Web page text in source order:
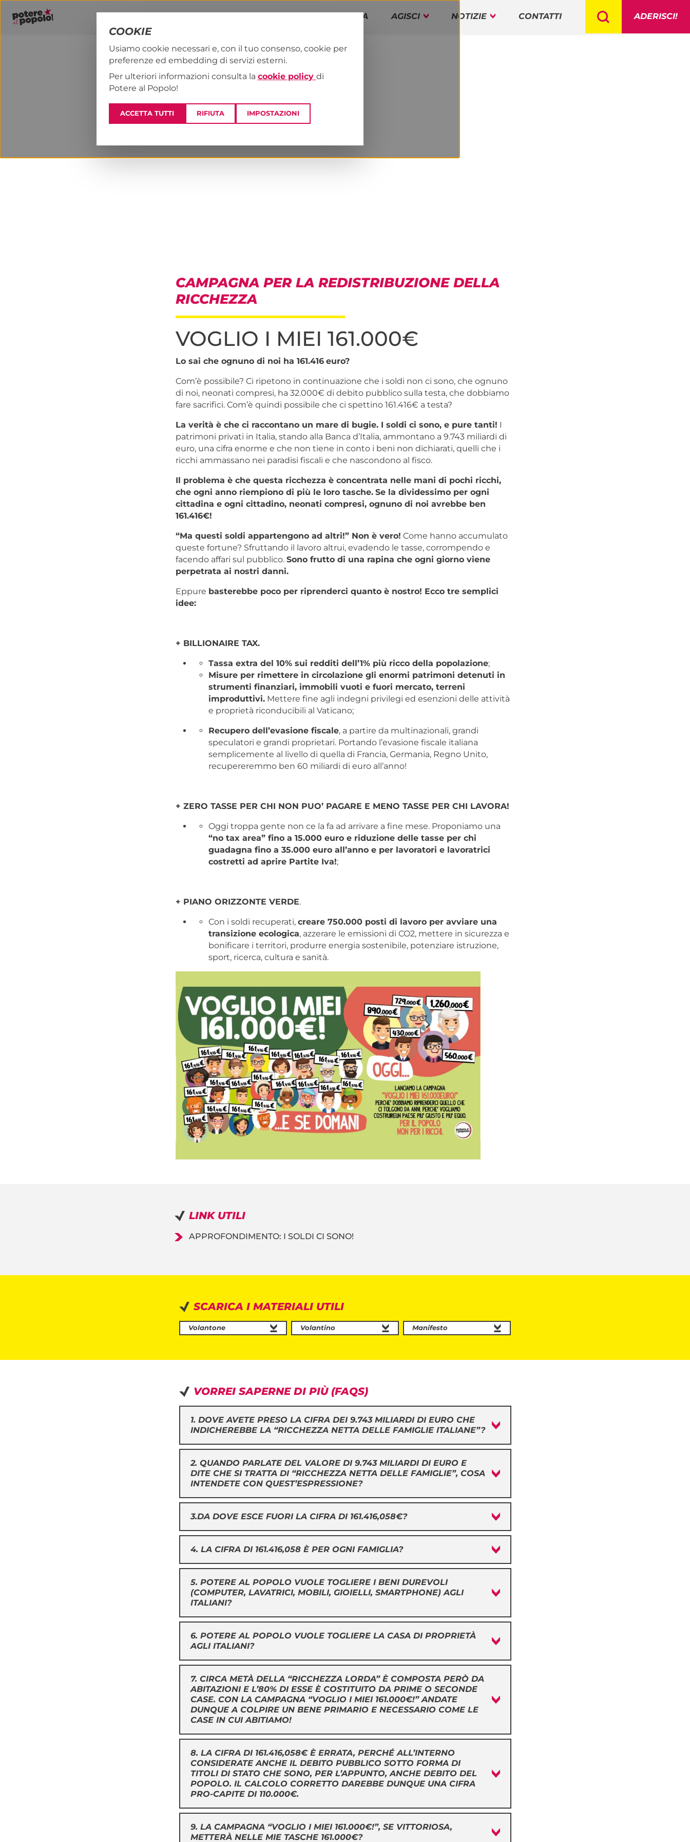
PROGRAMMA AGISCI NOTIZIE CONTATTI ADERISCI!
PAP! COSA FACCIAMO
CAMPAGNA PER LA REDISTRIBUZIONE DELLA
RICCHEZZA
VOGLIO I MIEI 161.000€
Lo sai che ognuno di noi ha 161.416 euro?
Com’è possibile? Ci ripetono in continuazione che i soldi non ci sono, che ognuno
di noi, neonati compresi, ha 32.000€ di debito pubblico sulla testa, che dobbiamo
fare sacrifici. Com’è quindi possibile che ci spettino 161.416€ a testa?
La verità è che ci raccontano un mare di bugie. I soldi ci sono, e pure tanti! I
patrimoni privati in Italia, stando alla Banca d’Italia, ammontano a 9.743 miliardi di
euro, una cifra enorme e che non tiene in conto i beni non dichiarati, quelli che i
ricchi ammassano nei paradisi fiscali e che nascondono al fisco.
Il problema è che questa ricchezza è concentrata nelle mani di pochi ricchi,
che ogni anno riempiono di più le loro tasche. Se la dividessimo per ogni
cittadina e ogni cittadino, neonati compresi, ognuno di noi avrebbe ben
161.416€!
“Ma questi soldi appartengono ad altri!” Non è vero! Come hanno accumulato
queste fortune? Sfruttando il lavoro altrui, evadendo le tasse, corrompendo e
facendo affari sul pubblico. Sono frutto di una rapina che ogni giorno viene
perpetrata ai nostri danni.
Eppure basterebbe poco per riprenderci quanto è nostro! Ecco tre semplici
idee:
+ BILLIONAIRE TAX.
Tassa extra del 10% sui redditi dell’1% più ricco della popolazione;
Misure per rimettere in circolazione gli enormi patrimoni detenuti in
strumenti finanziari, immobili vuoti e fuori mercato, terreni
improduttivi.Mettere fine agli indegni privilegi ed esenzioni delle attività
e proprietà riconducibili al Vaticano;
Recupero dell’evasione fiscale, a partire da multinazionali, grandi
speculatori e grandi proprietari. Portando l’evasione fiscale italiana
semplicemente al livello di quella di Francia, Germania, Regno Unito,
recupereremmo ben 60 miliardi di euro all’anno!
+ ZERO TASSE PER CHI NON PUO’ PAGARE E MENO TASSE PER CHI LAVORA!
Oggi troppa gente non ce la fa ad arrivare a fine mese. Proponiamo una
“no tax area” fino a 15.000 euro e riduzione delle tasse per chi
guadagna fino a 35.000 euro all’anno e per lavoratori e lavoratrici
costretti ad aprire Partite Iva!;
+ PIANO ORIZZONTE VERDE.
Con i soldi recuperati, creare 750.000 posti di lavoro per avviare una
transizione ecologica, azzerare le emissioni di CO2, mettere in sicurezza e
bonificare i territori, produrre energia sostenibile, potenziare istruzione,
sport, ricerca, cultura e sanità.
LINK UTILI
APPROFONDIMENTO: I SOLDI CI SONO!
SCARICA I MATERIALI UTILI
Volantone Volantino Manifesto
VORREI SAPERNE DI PIÙ (FAQS)
1. DOVE AVETE PRESO LA CIFRA DEI 9.743 MILIARDI DI EURO CHE
INDICHEREBBE LA “RICCHEZZA NETTA DELLE FAMIGLIE ITALIANE”?
2. QUANDO PARLATE DEL VALORE DI 9.743 MILIARDI DI EURO E
DITE CHE SI TRATTA DI “RICCHEZZA NETTA DELLE FAMIGLIE”, COSA
INTENDETE CON QUEST’ESPRESSIONE?
3.DA DOVE ESCE FUORI LA CIFRA DI 161.416,058€?
4. LA CIFRA DI 161.416,058 È PER OGNI FAMIGLIA?
5. POTERE AL POPOLO VUOLE TOGLIERE I BENI DUREVOLI
(COMPUTER, LAVATRICI, MOBILI, GIOIELLI, SMARTPHONE) AGLI
ITALIANI?
6. POTERE AL POPOLO VUOLE TOGLIERE LA CASA DI PROPRIETÀ
AGLI ITALIANI?
7. CIRCA METÀ DELLA “RICCHEZZA LORDA” È COMPOSTA PERÒ DA
ABITAZIONI E L’80% DI ESSE È COSTITUITO DA PRIME O SECONDE
CASE. CON LA CAMPAGNA “VOGLIO I MIEI 161.000€!” ANDATE
DUNQUE A COLPIRE UN BENE PRIMARIO E NECESSARIO COME LE
CASE IN CUI ABITIAMO!
8. LA CIFRA DI 161.416,058€ È ERRATA, PERCHÉ ALL’INTERNO
CONSIDERATE ANCHE IL DEBITO PUBBLICO SOTTO FORMA DI
TITOLI DI STATO CHE SONO, PER L’APPUNTO, ANCHE DEBITO DEL
POPOLO. IL CALCOLO CORRETTO DAREBBE DUNQUE UNA CIFRA
PRO-CAPITE DI 110.000€.
9. LA CAMPAGNA “VOGLIO I MIEI 161.000€!”, SE VITTORIOSA,
METTERÀ NELLE MIE TASCHE 161.000€?
COOKIE
Usiamo cookie necessari e, con il tuo consenso, cookie per
preferenze ed embedding di servizi esterni.
Per ulteriori informazioni consulta la cookie policy di
Potere al Popolo!
ACCETTA TUTTI RIFIUTA IMPOSTAZIONI